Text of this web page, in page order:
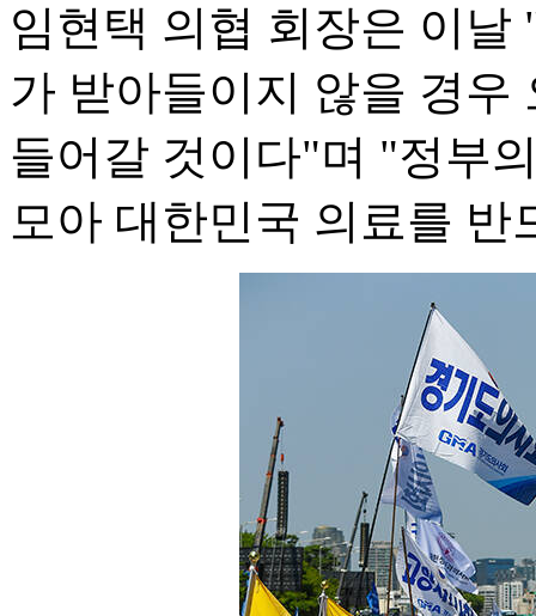
임현택 의협 회장은 이
가 받아들이지 않을 경우
들어갈 것이다"며 "정부
모아 대한민국 의료를